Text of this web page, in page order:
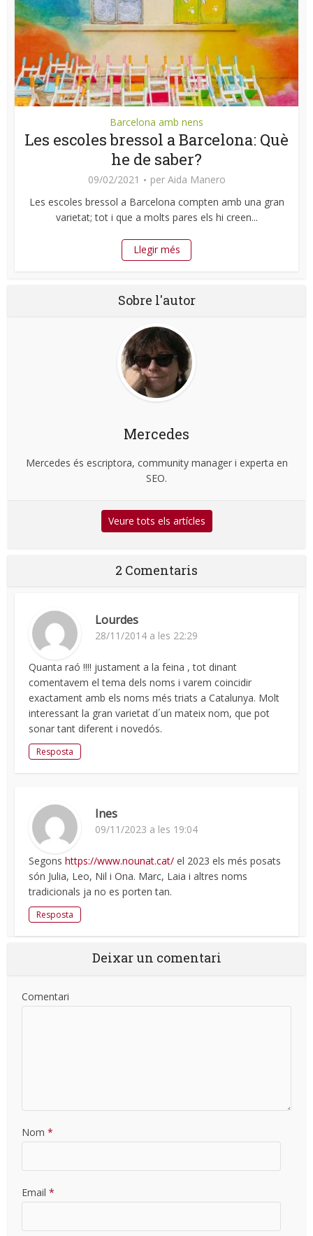
Barcelona amb nens
Les escoles bressol a Barcelona: Què
he de saber?
09/02/2021 per Aida Manero
Les escoles bressol a Barcelona compten amb una gran
varietat; tot i que a molts pares els hi creen...
Llegir més
Sobre l'autor
Mercedes
Mercedes és escriptora, community manager i experta en
SEO.
Veure tots els artícles
2 Comentaris
Lourdes
28/11/2014 a les 22:29
Quanta raó !!!! justament a la feina , tot dinant
comentavem el tema dels noms i varem coincidir
exactament amb els noms més triats a Catalunya. Molt
interessant la gran varietat d´un mateix nom, que pot
sonar tant diferent i novedós.
Resposta
Ines
09/11/2023 a les 19:04
Segonshttps://www.nounat.cat/ el 2023 els més posats
són Julia, Leo, Nil i Ona. Marc, Laia i altres noms
tradicionals ja no es porten tan.
Resposta
Deixar un comentari
Comentari
Nom *
Email *